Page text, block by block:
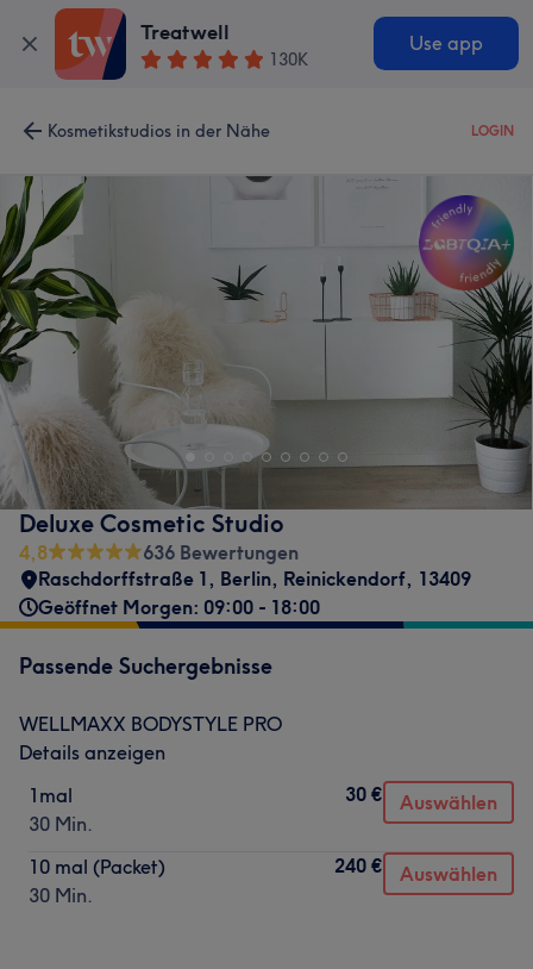
Treatwell
130K
Use app
Kosmetikstudios in der Nähe LOGIN
Deluxe Cosmetic Studio
4,8
636 Bewertungen
Raschdorffstraße 1, Berlin, Reinickendorf, 13409
Geöffnet Morgen: 09:00 - 18:00
Passende Suchergebnisse
WELLMAXX BODYSTYLE PRO
Details anzeigen
1mal
30 Min.
30 € Auswählen
10 mal (Packet)
30 Min.
240 € Auswählen